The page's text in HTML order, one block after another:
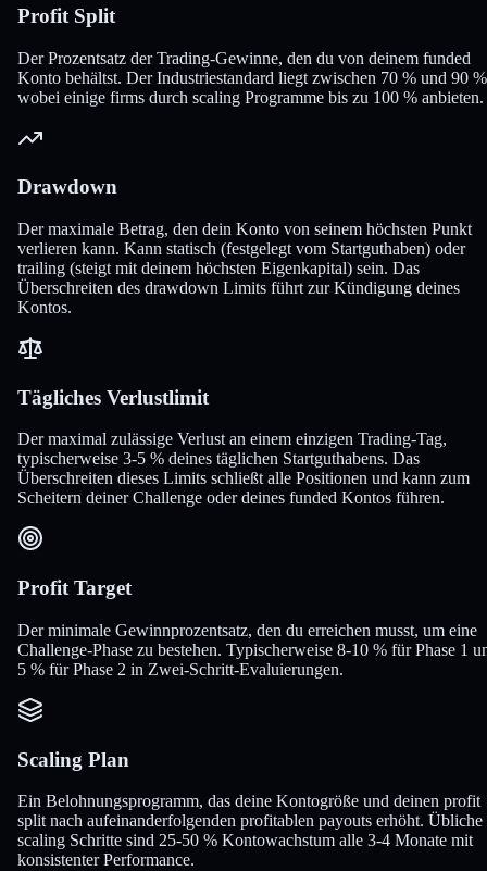
Profit Split
Der Prozentsatz der Trading-Gewinne, den du von deinem funded
Konto behältst. Der Industriestandard liegt zwischen 70 % und 90
wobei einige firms durch scaling Programme bis zu 100 % anbieten.
Drawdown
Der maximale Betrag, den dein Konto von seinem höchsten Punkt
verlieren kann. Kann statisch (festgelegt vom Startguthaben) oder
trailing (steigt mit deinem höchsten Eigenkapital) sein. Das
Überschreiten des drawdown Limits führt zur Kündigung deines
Kontos.
Tägliches Verlustlimit
Der maximal zulässige Verlust an einem einzigen Trading-Tag,
typischerweise 3-5 % deines täglichen Startguthabens. Das
Überschreiten dieses Limits schließt alle Positionen und kann zum
Scheitern deiner Challenge oder deines funded Kontos führen.
Profit Target
Der minimale Gewinnprozentsatz, den du erreichen musst, um eine
Challenge-Phase zu bestehen. Typischerweise 8-10 % für Phase 1
5 % für Phase 2 in Zwei-Schritt-Evaluierungen.
Scaling Plan
Ein Belohnungsprogramm, das deine Kontogröße und deinen profit
split nach aufeinanderfolgenden profitablen payouts erhöht. Übliche
scaling Schritte sind 25-50 % Kontowachstum alle 3-4 Monate mit
konsistenter Performance.